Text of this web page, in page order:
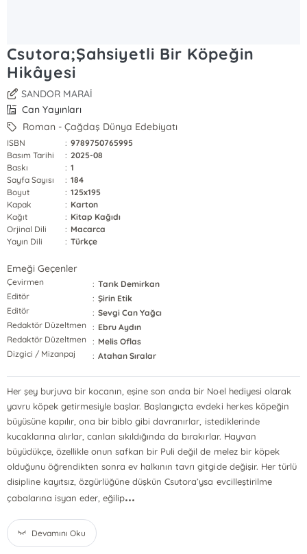
Csutora;Şahsiyetli Bir Köpeğin
Hikâyesi
SANDOR MARAİ
Can Yayınları
Roman - Çağdaş Dünya Edebiyatı
ISBN : 9789750765995
Basım Tarihi
: 2025-08
Baskı
: 1
Sayfa Sayısı
: 184
Boyut
: 125x195
Kapak
: Karton
Kağıt
: Kitap Kağıdı
Orjinal Dili
: Macarca
Yayın Dili
: Türkçe
Emeği Geçenler
Çevirmen : Tarık Demirkan
Editör
: Şirin Etik
Editör
: Sevgi Can Yağcı
Redaktör Düzeltmen
: Ebru Aydın
Redaktör Düzeltmen
: Melis Oflas
Dizgici / Mizanpaj
: Atahan Sıralar
Her şey burjuva bir kocanın, eşine son anda bir Noel hediyesi olarak
yavru köpek getirmesiyle başlar. Başlangıçta evdeki herkes köpeğin
büyüsüne kapılır, ona bir biblo gibi davranırlar, istediklerinde
kucaklarına alırlar, canları sıkıldığında da bırakırlar. Hayvan
büyüdükçe, özellikle onun safkan bir Puli değil de melez bir köpek
olduğunu öğrendikten sonra ev halkının tavrı gitgide değişir. Her türlü
disipline kayıtsız, özgürlüğüne düşkün Csutora’ysa evcilleştirilme
çabalarına isyan eder, eğilip...
Devamını Oku